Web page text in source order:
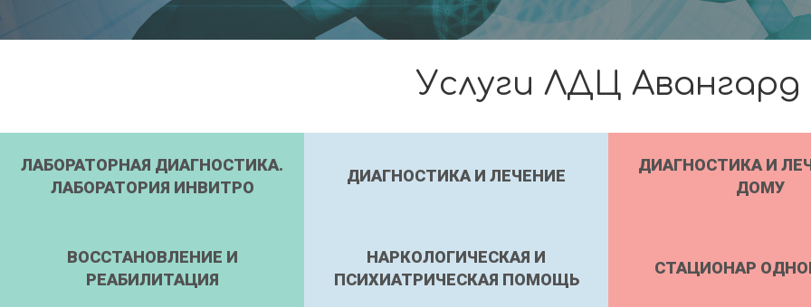
Услуги ЛДЦ Авангард
ЛАБОРАТОРНАЯ ДИАГНОСТИКА.
ЛАБОРАТОРИЯ ИНВИТРО
ДИАГНОСТИКА И ЛЕЧЕНИЕ
ДИАГНОСТИКА И
ДОМУ
ВОССТАНОВЛЕНИЕ И
РЕАБИЛИТАЦИЯ
НАРКОЛОГИЧЕСКАЯ И
ПСИХИАТРИЧЕСКАЯ ПОМОЩЬ
СТАЦИОНАР